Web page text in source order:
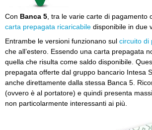
Con Banca 5 , tra le varie carte di
carta prepagata ricaricabile disponibile in due
Entrambe le versioni funzionano sul circuito di
che all’estero. Essendo una carta prepagata
quella che risulta come saldo disponibile.
prepagata offerte dal gruppo bancario Intesa
anche direttamente dalla stessa Banca 5.
(ovvero è al portatore) e quindi presenta
non particolarmente interessanti ai più.